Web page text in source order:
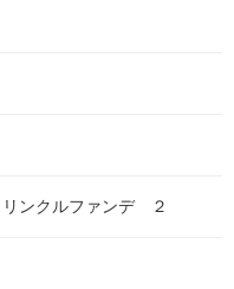
ンクルファンデ ２